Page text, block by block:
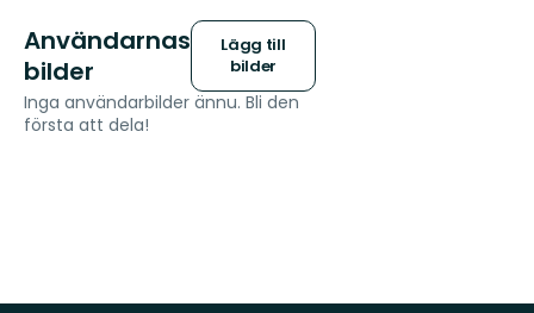
Användarnas
bilder
Lägg till
bilder
Inga användarbilder ännu. Bli den
första att dela!